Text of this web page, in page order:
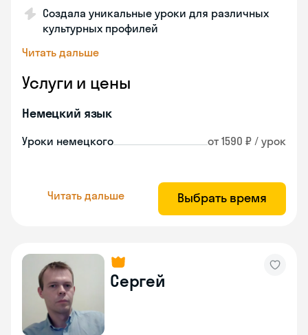
Создала уникальные уроки для различных
культурных профилей
Читать дальше
Услуги и цены
Немецкий язык
Уроки немецкого от 1590 ₽ / урок
Читать дальше Выбрать время
Сергей